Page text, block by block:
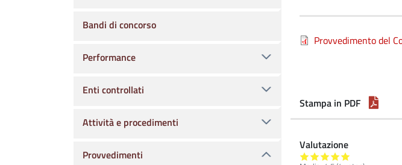
Provvedimento del
Stampa in PDF
Valutazione
Bandi di concorso
Performance
Enti controllati
Attività e procedimenti
Provvedimenti